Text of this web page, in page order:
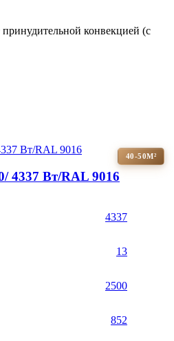
конвекцией (c
40-50М²
4337 Bт/RAL 9016
4337
13
2500
852